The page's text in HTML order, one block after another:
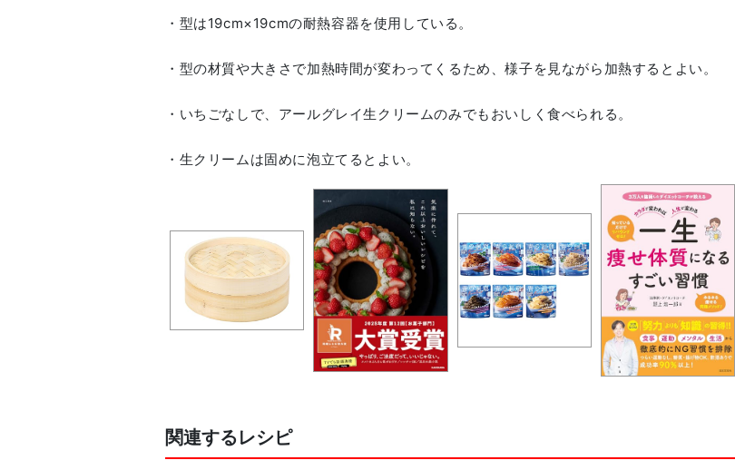
・型は19cm×19cmの耐熱容器を使用している。
・型の材質や大きさで加熱時間が変わってくるため、様子を見ながら加熱するとよい。
・いちごなしで、アールグレイ生クリームのみでもおいしく食べられる。
関連するレシピ